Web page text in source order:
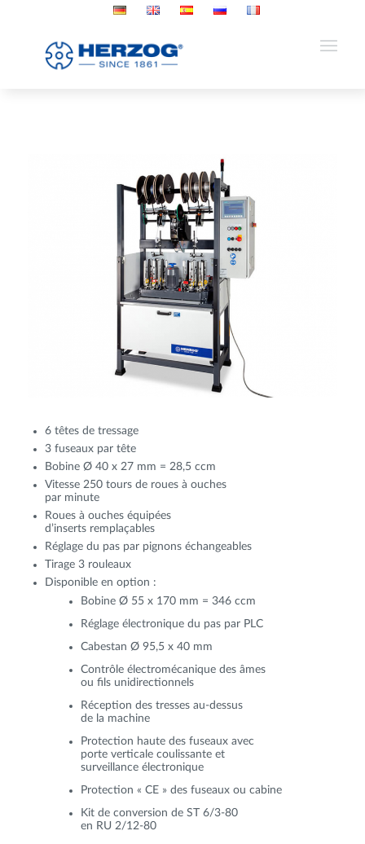
6 têtes de tressage
3 fuseaux par tête
Bobine Ø 40 x 27 mm = 28,5 ccm
Vitesse 250 tours de roues à ouches
par minute
Roues à ouches équipées
d’inserts remplaçables
Réglage du pas par pignons échangeables
Tirage 3 rouleaux
Disponible en option :
Bobine Ø 55 x 170 mm = 346 ccm
Réglage électronique du pas par PLC
Cabestan Ø 95,5 x 40 mm
Contrôle électromécanique des âmes
ou fils unidirectionnels
Réception des tresses au-dessus
de la machine
Protection haute des fuseaux avec
porte verticale coulissante et
surveillance électronique
Protection « CE » des fuseaux ou cabine
Kit de conversion de ST 6/3-80
en RU 2/12-80